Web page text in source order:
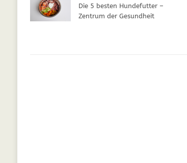
Die 5 besten Hundefutter –
Zentrum der Gesundheit